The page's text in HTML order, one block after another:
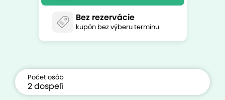
Bez rezervácie
kupón bez výberu termínu
Počet osôb